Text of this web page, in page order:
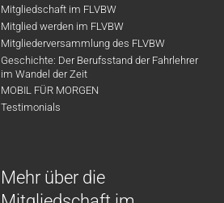
Mitgliedschaft im FLVBW
Mitglied werden im FLVBW
Mitgliederversammlung des FLVBW
Geschichte: Der Berufsstand der Fahrlehrer
im Wandel der Zeit
MOBIL FÜR MORGEN
Testimonials
Mehr über die